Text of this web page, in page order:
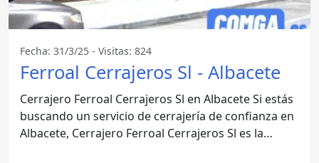
Fecha: 31/3/25 - Visitas: 824
Ferroal Cerrajeros Sl - Albacete
Cerrajero Ferroal Cerrajeros Sl en Albacete Si estás
buscando un servicio de cerrajería de confianza en
Albacete, Cerrajero Ferroal Cerrajeros Sl es la